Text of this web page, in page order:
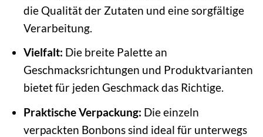
die Qualität der Zutaten und eine sorgfältige
Verarbeitung.
Vielfalt: Die breite Palette an
Geschmacksrichtungen und Produktvarianten
bietet für jeden Geschmack das Richtige.
Praktische Verpackung: Die einzeln
verpackten Bonbons sind ideal für unterwegs